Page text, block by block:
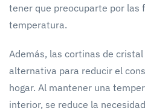
tener que preocuparte por las
temperatura.
Además, las cortinas de
alternativa para reducir el
hogar. Al mantener una
interior, se reduce la